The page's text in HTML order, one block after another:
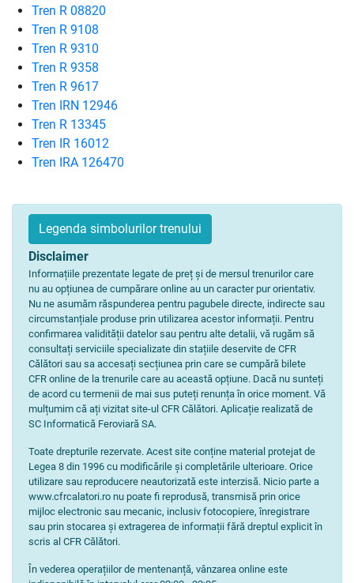
Tren R 08820
Tren R 9108
Tren R 9310
Tren R 9358
Tren R 9617
Tren IRN 12946
Tren R 13345
Tren IR 16012
Tren IRA 126470
Legenda simbolurilor trenului
Disclaimer
Informațiile prezentate legate de preț și de mersul trenurilor care
nu au opțiunea de cumpărare online au un caracter pur orientativ.
Nu ne asumăm răspunderea pentru pagubele directe, indirecte sau
circumstanțiale produse prin utilizarea acestor informații. Pentru
confirmarea validității datelor sau pentru alte detalii, vă rugăm să
consultați serviciile specializate din stațiile deservite de CFR
Călători sau sa accesați secțiunea prin care se cumpără bilete
CFR online de la trenurile care au această opțiune. Dacă nu sunteți
de acord cu termenii de mai sus puteți renunța în orice moment. Vă
mulțumim că ați vizitat site-ul CFR Călători. Aplicație realizată de
SC Informatică Feroviară SA.
Toate drepturile rezervate. Acest site conține material protejat de
Legea 8 din 1996 cu modificările și completările ulterioare. Orice
utilizare sau reproducere neautorizată este interzisă. Nicio parte a
www.cfrcalatori.ro nu poate fi reprodusă, transmisă prin orice
mijloc electronic sau mecanic, inclusiv fotocopiere, înregistrare
sau prin stocarea și extragerea de informații fără dreptul explicit în
scris al CFR Călători.
În vederea operațiilor de mentenanță, vânzarea online este